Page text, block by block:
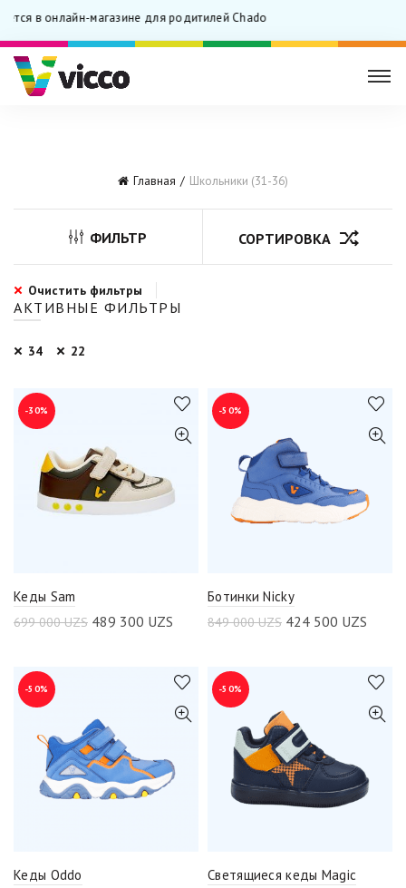
в онлайн-магазине для родитилей Chado
Главная Школьники (31-36)
ФИЛЬТР СОРТИРОВКА
Очистить фильтры
АКТИВНЫЕ ФИЛЬТРЫ
34 22
-30%
Кеды Sam
699 000UZS 489 300 UZS
-50%
Ботинки Nicky
849 000UZS 424 500 UZS
-50%
Кеды Oddo
-50%
Светящиеся кеды Magic